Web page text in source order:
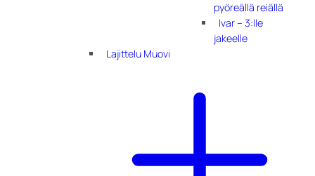
pyöreällä reiällä
Ivar – 3:lle
jakeelle
Lajittelu Muovi